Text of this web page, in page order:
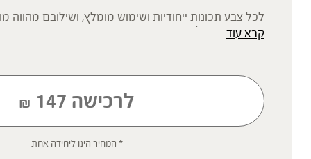
לכל צבע תכונות ייחודיות ושימוש מומלץ, ושילובם מהווה
ביותר ורב-תכליתי.
* תוסף תזונה
הכתוב מסתמך על גישות הרבליסטיות ונטורופתיות מסורתיות. למען הסר
רפואית מוסמכת ואינו מיועד להנחות את הציבור או לשמש לגביו כהמלצה
קרא עוד
לרכישה ₪ 147
* המחיר הינו ליחידה אחת